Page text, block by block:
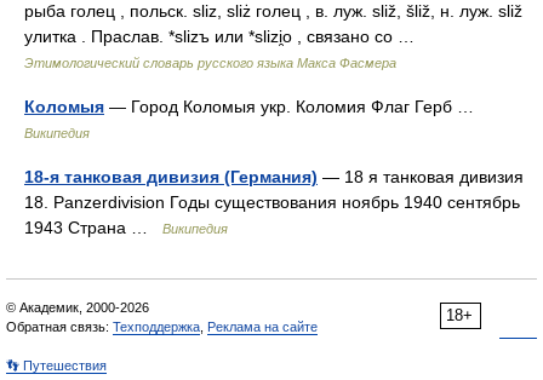
рыба голец , польск. sliz, sliż голец , в. луж. sliž, šliž, н. луж. sliž
улитка . Праслав. *slizъ или *slizi̯o , связано со …
Этимологический словарь русского языка Макса Фасмера
Коломыя — Город Коломыя укр. Коломия Флаг Герб …
Википедия
18-я танковая дивизия (Германия) — 18 я танковая дивизия
18. Panzerdivision Годы существования ноябрь 1940 сентябрь
1943 Страна …
Википедия
18+
© Академик, 2000-2026
Обратная связь: Техподдержка Реклама на сайте
👣 Путешествия